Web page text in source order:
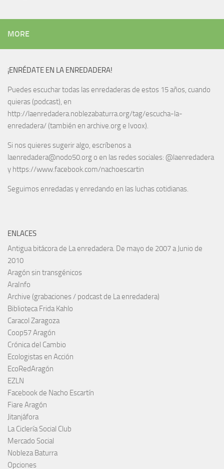
MORE
¡ENRÉDATE EN LA ENREDADERA!
Puedes escuchar todas las enredaderas de estos 15 años, cuando
quieras (podcast), en
http://laenredadera.noblezabaturra.org/tag/escucha-la-
enredadera/ (también en archive.org e Ivoox).
Si nos quieres sugerir algo, escríbenos a
laenredadera@nodo50.org o en las redes sociales: @laenredadera
y https://www.facebook.com/nachoescartin
Seguimos enredadas y enredando en las luchas cotidianas.
ENLACES
Antigua bitácora de La enredadera. De mayo de 2007 a Junio de
2010
Aragón sin transgénicos
AraInfo
Archive (grabaciones / podcast de La enredadera)
Biblioteca Frida Kahlo
Caracol Zaragoza
Coop57 Aragón
Crónica del Cambio
Ecologistas en Acción
EcoRedAragón
EZLN
Facebook de Nacho Escartín
Fiare Aragón
Jitanjáfora
La Ciclería Social Club
Mercado Social
Nobleza Baturra
Opciones